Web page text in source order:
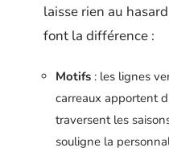
laisse rien au
font la différence :
Motifs : les lignes
carreaux apportent
traversent les
souligne la